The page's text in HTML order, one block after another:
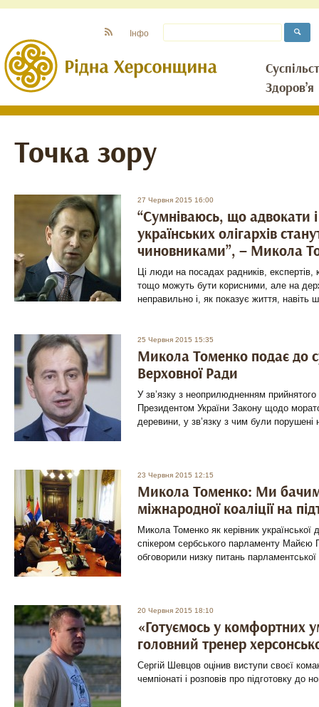
Здоров’я
Інфо
Точка зору
27 Червня 2015 16:00
“Сумніваюсь, що адвокати
українських олігархів
чиновниками”, – Микола
Ці люди на посадах радників, експертів,
тощо можуть бути корисними, але на
неправильно і, як показує життя, навіть
25 Червня 2015 15:35
Микола Томенко подає до
Верховної Ради
У зв’язку з неоприлюдненням
Президентом України Закону щодо
деревини, у зв’язку з чим були порушені
23 Червня 2015 12:15
Микола Томенко: Ми
міжнародної коаліції на
Микола Томенко як керівник української
спікером сербського парламенту Майєю
обговорили низку питань парламентської
20 Червня 2015 18:10
«Готуємось у комфортних
головний тренер
Сергій Шевцов оцінив виступи своєї
чемпіонаті і розповів про підготовку до